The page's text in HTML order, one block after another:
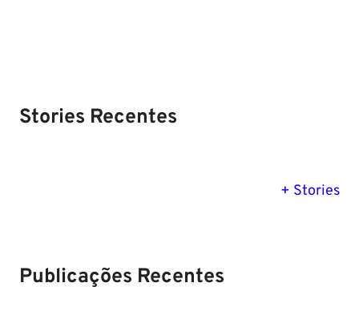
Stories Recentes
+ Stories
MG:
Publicações Recentes